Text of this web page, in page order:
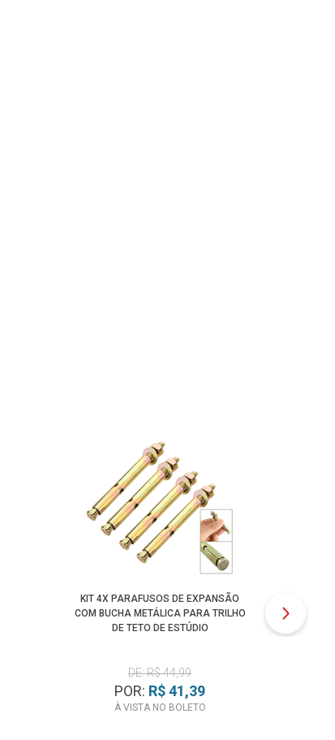
KIT 4X PARAFUSOS DE EXPANSÃO
COM BUCHA METÁLICA PARA TRILHO
DE TETO DE ESTÚDIO
DE: R$ 44,99
POR: R$ 41,39
À VISTA NO BOLETO